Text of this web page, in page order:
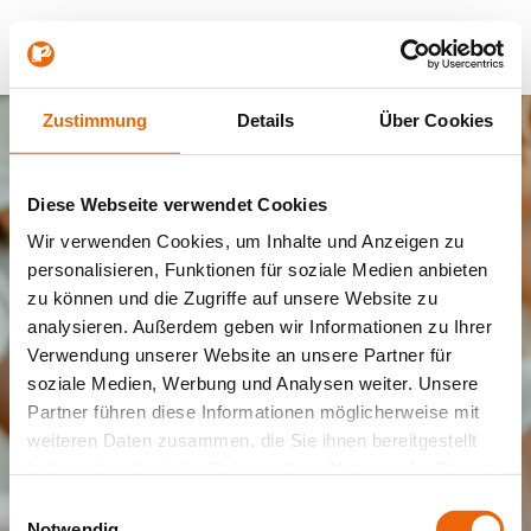
Zustimmung Details Über Cookies
Diese Webseite verwendet Cookies
Wir verwenden Cookies, um Inhalte und Anzeigen zu
personalisieren, Funktionen für soziale Medien anbieten
zu können und die Zugriffe auf unsere Website zu
analysieren. Außerdem geben wir Informationen zu Ihrer
Verwendung unserer Website an unsere Partner für
soziale Medien, Werbung und Analysen weiter. Unsere
Partner führen diese Informationen möglicherweise mit
weiteren Daten zusammen, die Sie ihnen bereitgestellt
E-Mail*
Passwort*